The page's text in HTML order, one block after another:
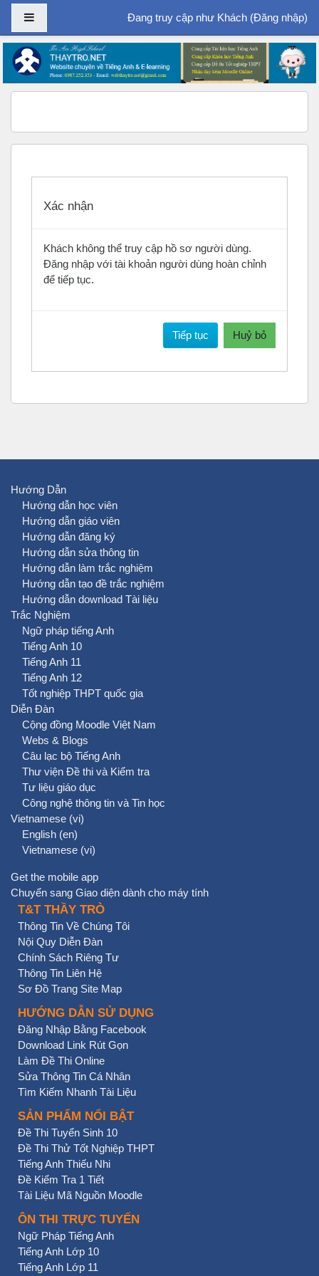
Chuyển tới nội dung chính
Bảng điều khiển cạnhĐang truy cập như Khách (Đăng nhập)
Xác nhận
Khách không thể truy cập hồ sơ người dùng.
Đăng nhập với tài khoản người dùng hoàn chỉnh
để tiếp tục.
Tiếp tục Huỷ bỏ
Hướng Dẫn
Hướng dẫn học viên
Hướng dẫn giáo viên
Hướng dẫn đăng ký
Hướng dẫn sửa thông tin
Hướng dẫn làm trắc nghiệm
Hướng dẫn tạo đề trắc nghiệm
Hướng dẫn download Tài liệu
Trắc Nghiệm
Ngữ pháp tiếng Anh
Tiếng Anh 10
Tiếng Anh 11
Tiếng Anh 12
Tốt nghiệp THPT quốc gia
Diễn Đàn
Cộng đồng Moodle Việt Nam
Webs & Blogs
Câu lạc bộ Tiếng Anh
Thư viện Đề thi và Kiểm tra
Tư liệu giáo dục
Công nghệ thông tin và Tin học
Vietnamese ‎(vi)‎
English ‎(en)‎
Vietnamese ‎(vi)‎
Get the mobile app
Chuyển sang Giao diện dành cho máy tính
T&T THẦY TRÒ
Thông Tin Về Chúng Tôi
Nội Quy Diễn Đàn
Chính Sách Riêng Tư
Thông Tin Liên Hệ
Sơ Đồ Trang Site Map
HƯỚNG DẪN SỬ DỤNG
Đăng Nhập Bằng Facebook
Download Link Rút Gọn
Làm Đề Thi Online
Sửa Thông Tin Cá Nhân
Tìm Kiếm Nhanh Tài Liệu
SẢN PHẨM NỔI BẬT
Đề Thi Tuyển Sinh 10
Đề Thi Thử Tốt Nghiệp THPT
Tiếng Anh Thiếu Nhi
Đề Kiểm Tra 1 Tiết
Tài Liệu Mã Nguồn Moodle
ÔN THI TRỰC TUYẾN
Ngữ Pháp Tiếng Anh
Tiếng Anh Lớp 10
Tiếng Anh Lớp 11